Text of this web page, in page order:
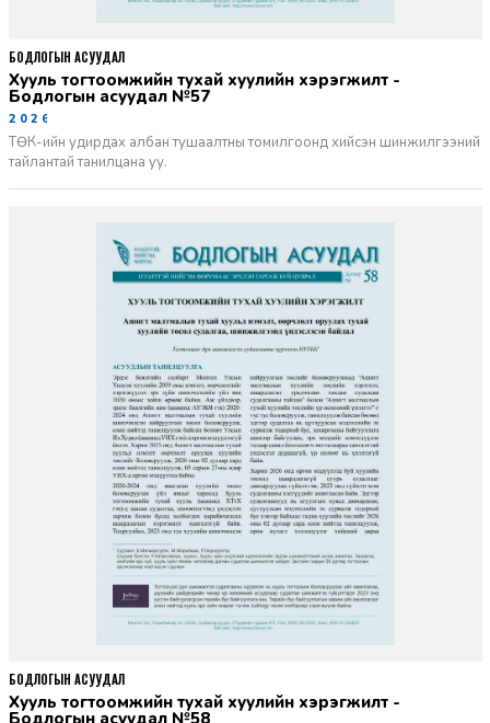
Хууль тогтоомжийн тухай хуулийн хэрэгжилт -
Бодлогын асуудал №57
2026-06-02
ТӨК-ийн удирдах албан тушаалтны томилгоонд хийсэн шинжилгээний
тайлантай танилцана уу.
БОДЛОГЫН АСУУДАЛ
Хууль тогтоомжийн тухай хуулийн хэрэгжилт -
БОДЛОГЫН АСУУДАЛ